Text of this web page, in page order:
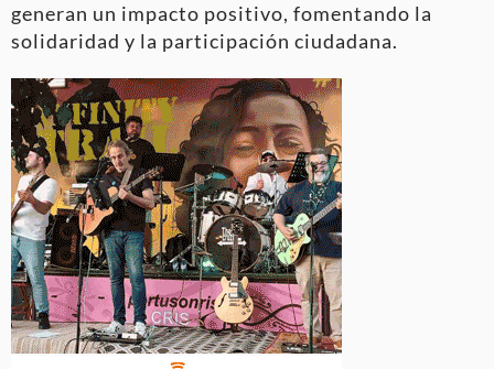
generan un impacto positivo, fomentando la
solidaridad y la participación ciudadana.